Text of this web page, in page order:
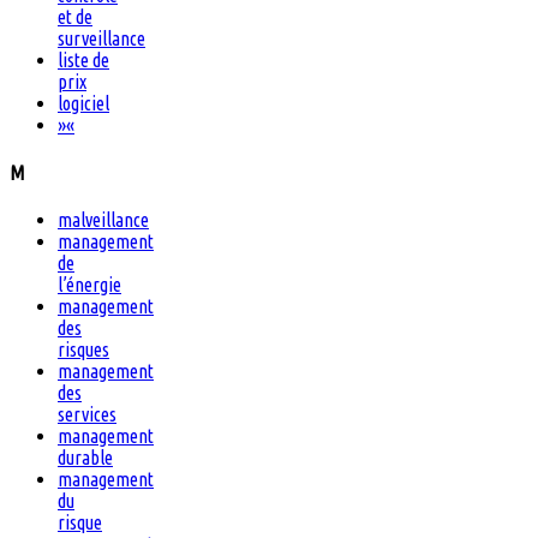
et de
surveillance
liste de
prix
logiciel
»«
M
malveillance
management
de
l’énergie
management
des
risques
management
des
services
management
durable
management
du
risque